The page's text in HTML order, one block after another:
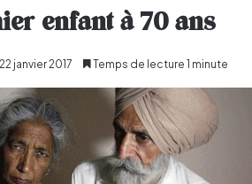
enfant à 70 ans
22 janvier 2017 Temps de lecture 1 minute